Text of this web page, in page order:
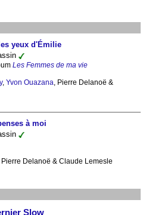
yeux d'Émilie
Les Femmes de ma vie
, Yvon Ouazana, Pierre Delanoë &
à moi
Pierre Delanoë & Claude Lemesle
Slow